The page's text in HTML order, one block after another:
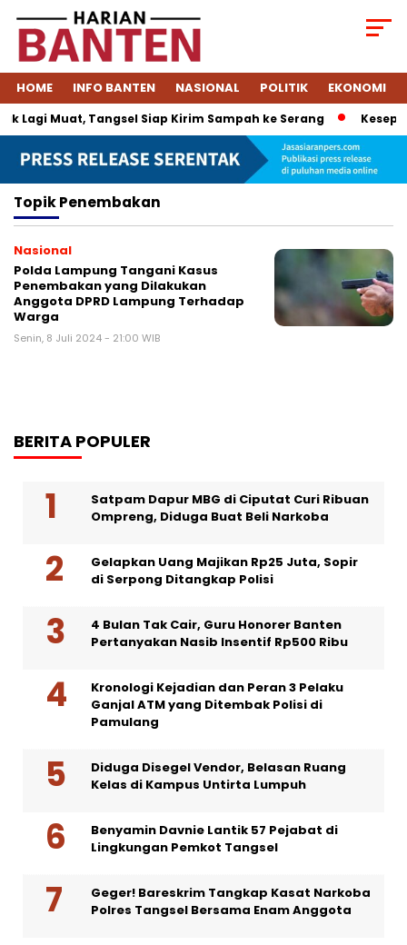
HOME INFO BANTEN NASIONAL POLITIK EKONOMI
Lagi Muat, Tangsel Siap Kirim Sampah ke Serang
TopikPenembakan
Nasional
Polda Lampung Tangani Kasus
Penembakan yang Dilakukan
Anggota DPRD Lampung Terhadap
Warga
Senin, 8 Juli 2024 - 21:00 WIB
BERITA POPULER
Satpam Dapur MBG di Ciputat Curi Ribuan
Ompreng, Diduga Buat Beli Narkoba
Gelapkan Uang Majikan Rp25 Juta, Sopir
di Serpong Ditangkap Polisi
4 Bulan Tak Cair, Guru Honorer Banten
Pertanyakan Nasib Insentif Rp500 Ribu
Kronologi Kejadian dan Peran 3 Pelaku
Ganjal ATM yang Ditembak Polisi di
Pamulang
Diduga Disegel Vendor, Belasan Ruang
Kelas di Kampus Untirta Lumpuh
Benyamin Davnie Lantik 57 Pejabat di
Lingkungan Pemkot Tangsel
Geger! Bareskrim Tangkap Kasat Narkoba
Polres Tangsel Bersama Enam Anggota